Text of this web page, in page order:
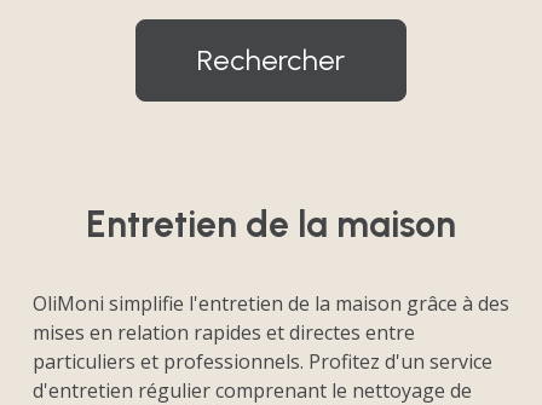
Rechercher
Entretien de la maison
OliMoni simplifie l'entretien de la maison grâce à des
mises en relation rapides et directes entre
particuliers et professionnels. Profitez d'un service
d'entretien régulier comprenant le nettoyage de